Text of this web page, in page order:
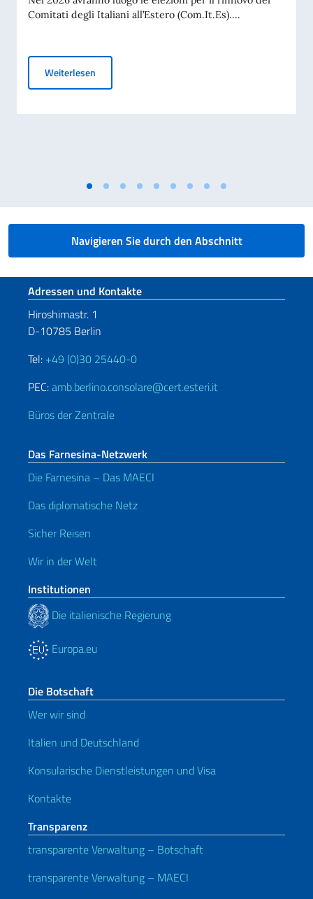
Comitati degli Italiani all’Estero (Com.It.Es)....
Weiterlesen
Navigieren Sie durch den Abschnitt
Fußbereich
Adressen und Kontakte
Hiroshimastr. 1
D-10785 Berlin
Tel: +49 (0)30 25440-0
PEC:amb.berlino.consolare@cert.esteri.it
Büros der Zentrale
Das Farnesina-Netzwerk
Die Farnesina – Das MAECI
Das diplomatische Netz
Sicher Reisen
Wir in der Welt
Institutionen
Die italienische Regierung
Europa.eu
Die Botschaft
Wer wir sind
Italien und Deutschland
Konsularische Dienstleistungen und Visa
Kontakte
Transparenz
transparente Verwaltung – Botschaft
transparente Verwaltung – MAECI